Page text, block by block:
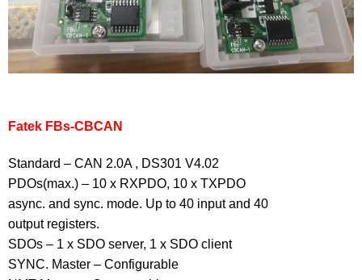
Fatek FBs-CBCAN
Standard – CAN 2.0A , DS301 V4.02
PDOs(max.) – 10 x RXPDO, 10 x TXPDO
async. and sync. mode. Up to 40 input and 40
output registers.
SDOs – 1 x SDO server, 1 x SDO client
SYNC. Master – Configurable